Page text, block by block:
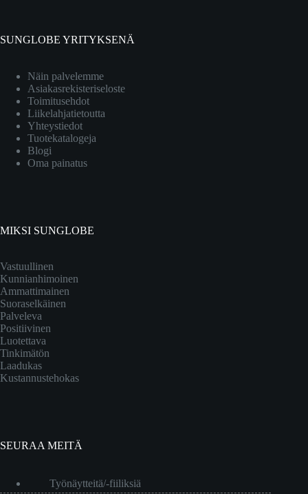
SUNGLOBE YRITYKSENÄ
Näin palvelemme
Asiakasrekisteriseloste
Toimitusehdot
Liikelahjatietoutta
Yhteystiedot
Tuotekatalogeja
Blogi
Oma painatus
MIKSI SUNGLOBE
Vastuullinen
Kunnianhimoinen
Ammattimainen
Suoraselkäinen
Palveleva
Positiivinen
Luotettava
Tinkimätön
Laadukas
Kustannustehokas
SEURAA MEITÄ
Työnäytteitä/-fiiliksiä